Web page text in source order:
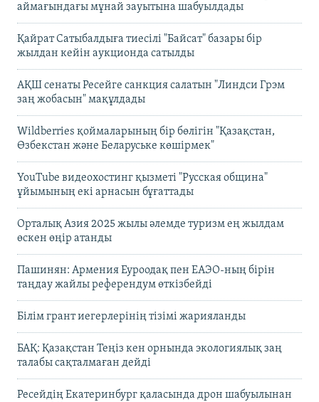
аймағындағы мұнай зауытына шабуылдады
Қайрат Сатыбалдыға тиесілі "Байсат" базары бір
жылдан кейін аукционда сатылды
АҚШ сенаты Ресейге санкция салатын "Линдси Грэм
заң жобасын" мақұлдады
Wildberries қоймаларының бір бөлігін "Қазақстан,
Өзбекстан және Беларуське көшірмек"
YouTube видеохостинг қызметі "Русская община"
ұйымының екі арнасын бұғаттады
Орталық Азия 2025 жылы әлемде туризм ең жылдам
өскен өңір атанды
Пашинян: Армения Еуроодақ пен ЕАЭО-ның бірін
таңдау жайлы референдум өткізбейді
Білім грант иегерлерінің тізімі жарияланды
БАҚ: Қазақстан Теңіз кен орнында экологиялық заң
талабы сақталмаған дейді
Ресейдің Екатеринбург қаласында дрон шабуылынан